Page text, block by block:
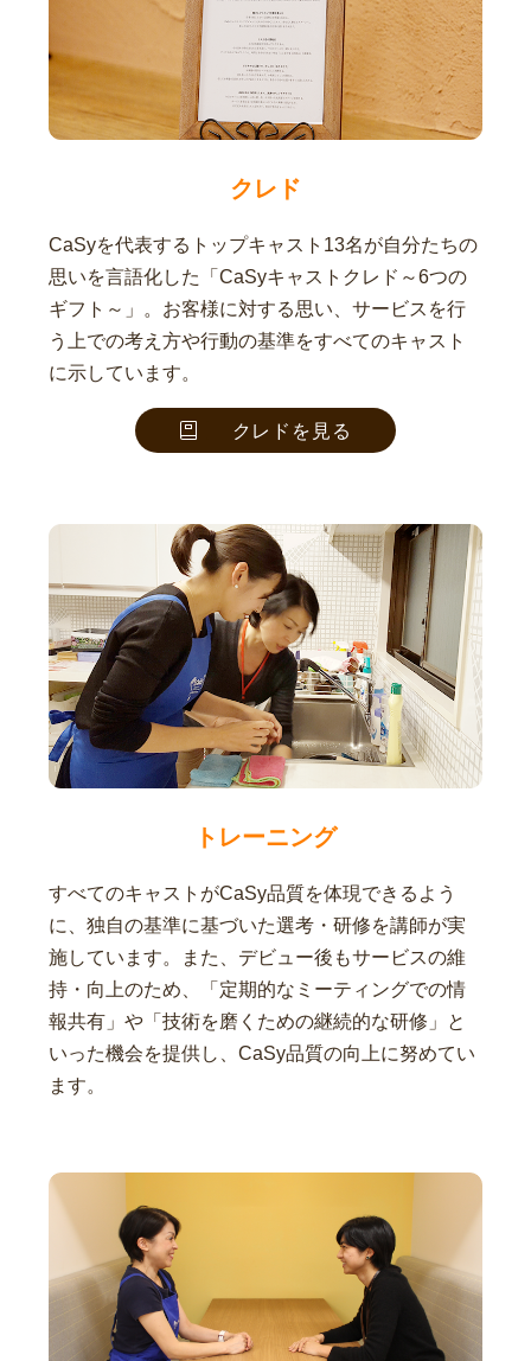
クレド
CaSyを代表するトップキャスト13名が自分たちの
思いを言語化した「CaSyキャストクレド～6つの
ギフト～」。お客様に対する思い、サービスを行
う上での考え方や行動の基準をすべてのキャスト
に示しています。
クレドを見る
トレーニング
すべてのキャストがCaSy品質を体現できるよう
に、独自の基準に基づいた選考・研修を講師が実
施しています。また、デビュー後もサービスの維
持・向上のため、「定期的なミーティングでの情
報共有」や「技術を磨くための継続的な研修」と
いった機会を提供し、CaSy品質の向上に努めてい
ます。